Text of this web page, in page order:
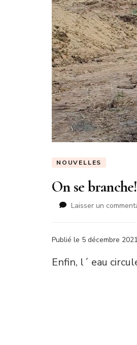
NOUVELLES
On se branche!
Laisser un
Publié le 5 décembre
Enfin, l´ eau